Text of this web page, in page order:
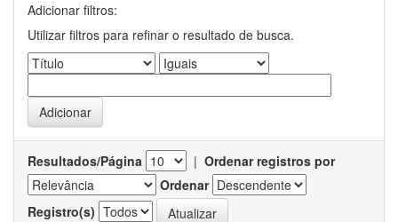
Adicionar filtros:
Utilizar filtros para refinar o resultado de busca.
Resultados/Página | Ordenar registros por
Ordenar
Registro(s)